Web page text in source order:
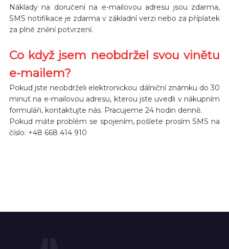
Náklady na doručení na e-mailovou adresu jsou zdarma,
SMS notifikace je zdarma v základní verzi nebo za příplatek
za plné znění potvrzení.
Co když jsem neobdržel svou vinětu
e-mailem?
Pokud jste neobdrželi elektronickou dálniční známku do 30
minut na e-mailovou adresu, kterou jste uvedli v nákupním
formuláři, kontaktujte nás. Pracujeme 24 hodin denně.
Pokud máte problém se spojením, pošlete prosím SMS na
číslo: +48 668 414 910